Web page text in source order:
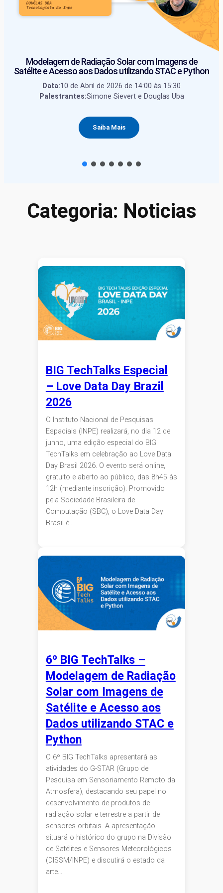
Modelagem de Radiação Solar com Imagens de
Satélite e Acesso aos Dados utilizando STAC e Python
Data:10 de Abril de 2026 de 14:00 às 15:30
Palestrantes:Simone Sievert e Douglas Uba
Saiba Mais
Categoria: Noticias
BIG TechTalks Especial
– Love Data Day Brazil
2026
O Instituto Nacional de Pesquisas
Espaciais (INPE) realizará, no dia 12 de
junho, uma edição especial do BIG
TechTalks em celebração ao Love Data
Day Brasil 2026. O evento será online,
gratuito e aberto ao público, das 8h45 às
12h (mediante inscrição). Promovido
pela Sociedade Brasileira de
Computação (SBC), o Love Data Day
Brasil é…
6º BIG TechTalks –
Modelagem de Radiação
Solar com Imagens de
Satélite e Acesso aos
Dados utilizando STAC e
Python
O 6º BIG TechTalks apresentará as
atividades do G-STAR (Grupo de
Pesquisa em Sensoriamento Remoto da
Atmosfera), destacando seu papel no
desenvolvimento de produtos de
radiação solar e terrestre a partir de
sensores orbitais. A apresentação
situará o histórico do grupo na Divisão
de Satélites e Sensores Meteorológicos
(DISSM/INPE) e discutirá o estado da
arte…